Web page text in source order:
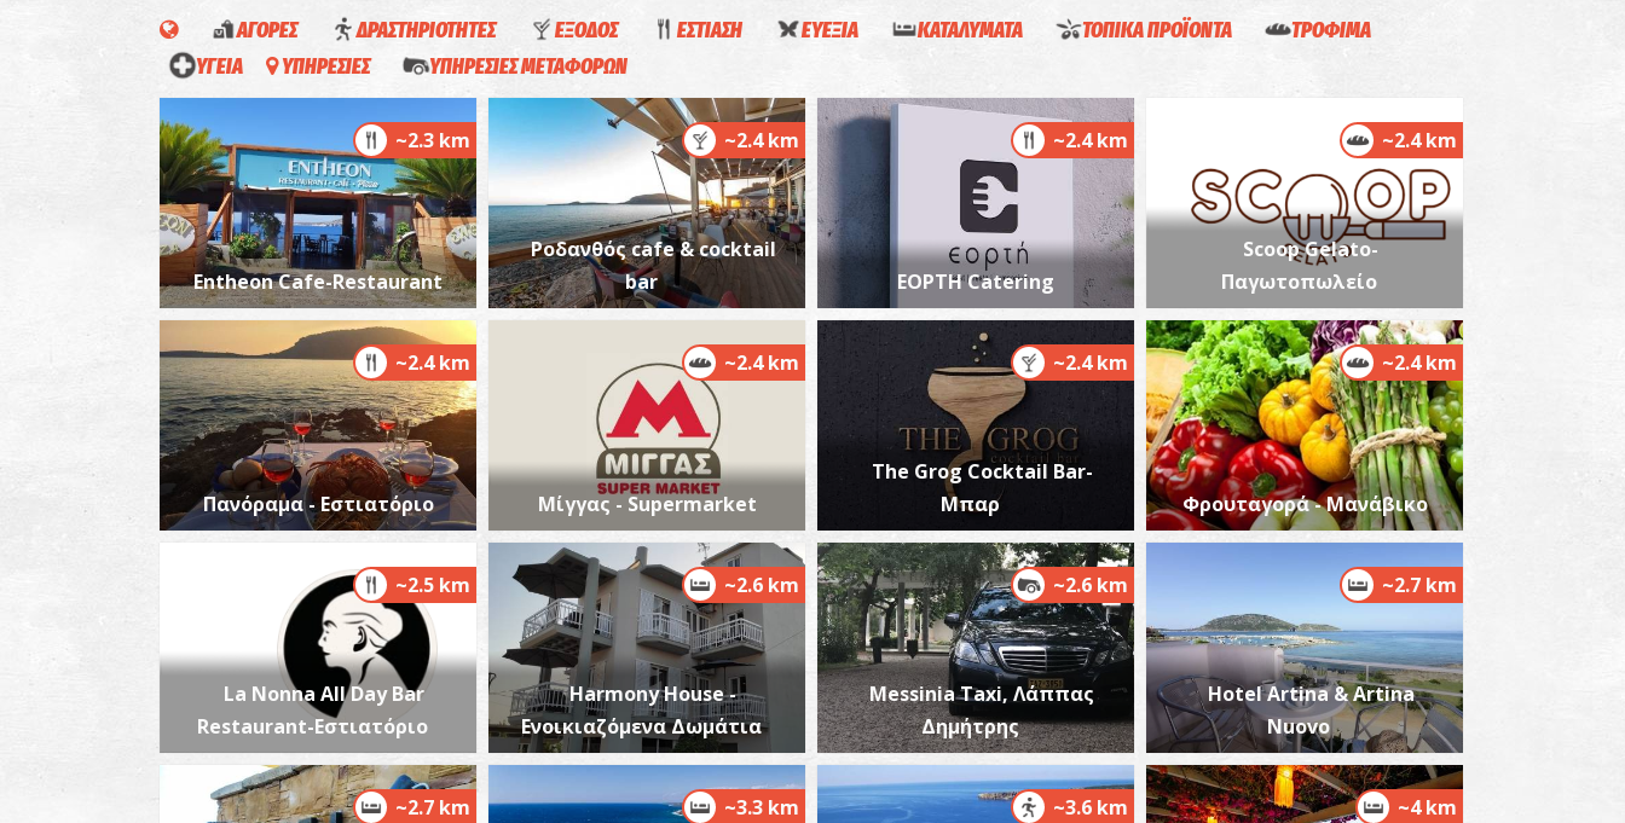
Παραλία Αγία Κυριακή
ΠΑΡΑΛΙΕΣ ~8.5Km
ΑΓΟΡΕΣ ΔΡΑΣΤΗΡΙΟΤΗΤΕΣ ΕΞΟΔΟΣ ΕΣΤΙΑΣΗ ΕΥΕΞΙΑ ΚΑΤΑΛΥΜΑΤΑ ΤΟΠΙΚΑ ΠΡΟΪΟΝΤΑ
ΤΡΟΦΙΜΑ
ΥΓΕΙΑ
ΥΠΗΡΕΣΙΕΣ ΥΠΗΡΕΣΙΕΣ ΜΕΤΑΦΟΡΩΝ
~2.3 km
Entheon Cafe-Restaurant
~2.4 km
Ροδανθός cafe & cocktail
bar
~2.4 km
ΕΟΡΤΗ Catering
~2.4 km
Scoop Gelato-
Παγωτοπωλείο
~2.4 km
Πανόραμα - Εστιατόριο
~2.4 km
Μίγγας - Supermarket
~2.4 km
The Grog Cocktail Bar-
Μπαρ
~2.4 km
Φρουταγορά - Μανάβικο
~2.5 km
La Nonna All Day Bar
Restaurant-Εστιατόριο
~2.6 km
Harmony House -
Ενοικιαζόμενα Δωμάτια
~2.6 km
Messinia Taxi, Λάππας
Δημήτρης
~2.7 km
Hotel Artina & Artina
Nuovo
~2.7 km ~3.3 km ~3.6 km ~4 km